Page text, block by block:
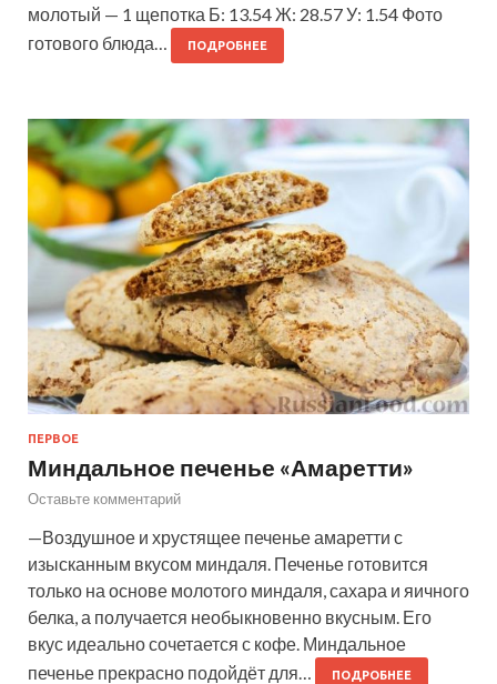
молотый — 1 щепотка Б: 13.54 Ж: 28.57 У: 1.54 Фото
готового блюда…
ПОДРОБНЕЕ
ПЕРВОЕ
Миндальное печенье «Амаретти»
Оставьте комментарий
—Воздушное и хрустящее печенье амаретти с
изысканным вкусом миндаля. Печенье готовится
только на основе молотого миндаля, сахара и яичного
белка, а получается необыкновенно вкусным. Его
вкус идеально сочетается с кофе. Миндальное
печенье прекрасно подойдёт для…
ПОДРОБНЕЕ